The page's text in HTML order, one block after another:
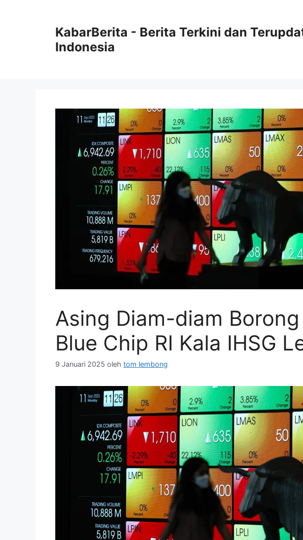
KabarBerita - Berita Terkini dan
Indonesia
Asing Diam-diam
Blue Chip RI Kala IHSG
9 Januari 2025 oleh tom lembong